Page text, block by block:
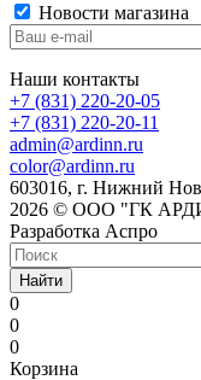
Новости магазина
Наши контакты
+7 (831) 220-20-05
+7 (831) 220-20-11
admin@ardinn.ru
color@ardinn.ru
603016, г. Нижний
2026 © ООО "ГК
Разработка Аспро
Найти
0
0
0
Корзина